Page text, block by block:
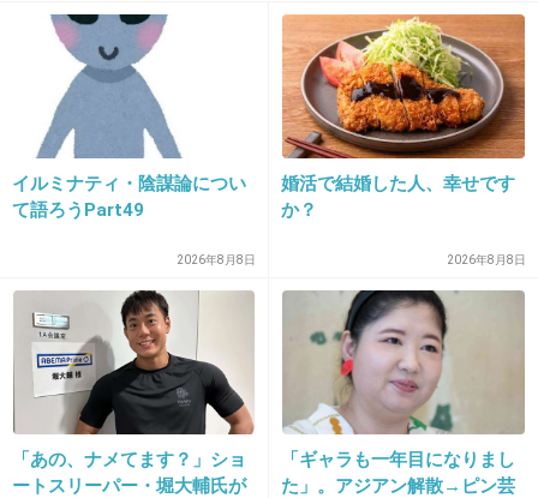
アメリカ人は早くこいつをなんとかしないとで
しょ。今度はスペインに喧嘩売ってヤバすぎだ
ろ。
+59 -0
2026/07/08(水) 20:45:00
>>20
これ本気にしてる人、いるの？
単なる、大風呂敷なお世辞でしょ。
トランプなんて、この位言わないと
イタリアの大統領みたく、目をつけられると
面倒くさいじゃない。
イルミナティ・陰謀論につい
て語ろうPart49
2026年8月8日
婚活で結婚した人、幸せです
か？
2026年8月8日
「あの、ナメてます？」ショ
ートスリーパー・堀大輔氏が
「ギャラも一年目になりまし
た」。アジアン解散→ピン芸